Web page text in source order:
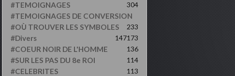
#TEMOIGNAGES 304
#TEMOIGNAGES DE CONVERSION
233
#OÙ TROUVER LES SYMBOLES
173
#Divers 147
#COEUR NOIR DE L'HOMME 136
#SUR LES PAS DU 8e ROI 114
#CELEBRITES 113